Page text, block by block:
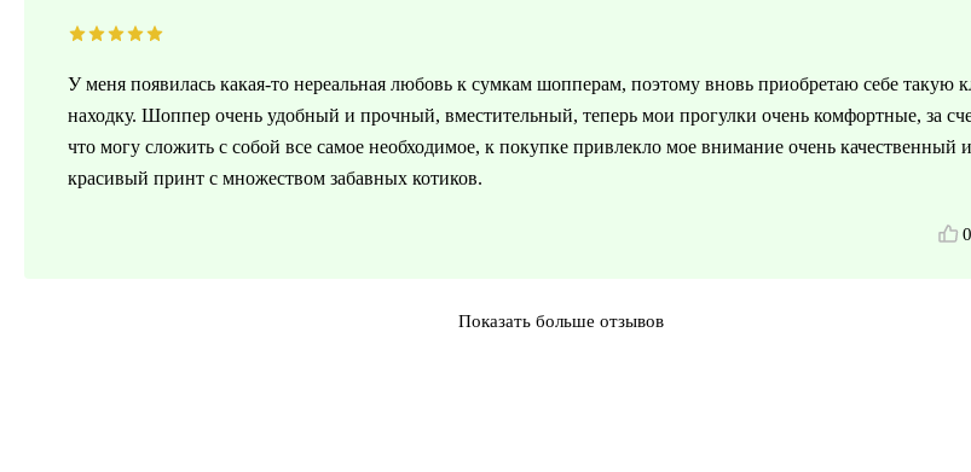
У меня появилась какая-то нереальная любовь к сумкам шопперам, поэтому вновь приобретаю себе такую
находку. Шоппер очень удобный и прочный, вместительный, теперь мои прогулки очень комфортные, за
что могу сложить с собой все самое необходимое, к покупке привлекло мое внимание очень качественный и
красивый принт с множеством забавных котиков.
0
Показать больше отзывов